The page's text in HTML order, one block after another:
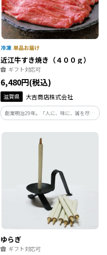
近江牛すき焼き（４００ｇ）
ギフト対応可
6,480円(税込)
滋賀県 大吉商店株式会社
創業明治29年。「人に、味に、誠を尽く
す」をモットーに、自社牧場での肥育か
ら自社での加工、商品化、配送の一環流
通で日々近江牛の「美味しさを」お客様
おります。
ゆらぎ
ギフト対応可